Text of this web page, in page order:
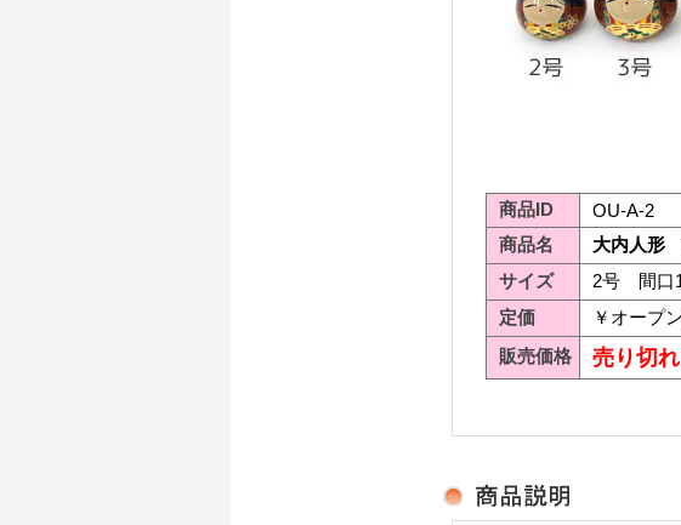
商品ID
OU-A-2
商品名
大内人形
サイズ
2号 間口
定価
￥オープ
販売価格
売り切